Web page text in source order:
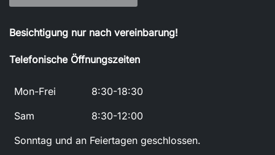
Besichtigung nur nach vereinbarung!
Telefonische Öffnungszeiten
Mon-Frei
8:30-18:30
Sam
8:30-12:00
Sonntag und an Feiertagen geschlossen.